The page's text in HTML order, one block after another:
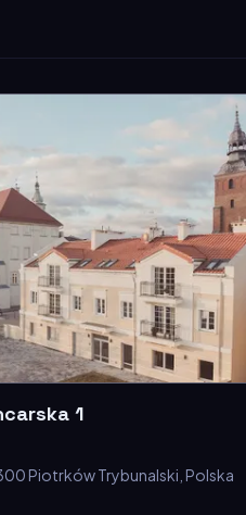
1
Piotrków Trybunalski, Polska